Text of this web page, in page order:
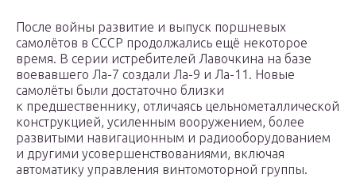
После войны развитие и выпуск поршневых
самолётов в СССР продолжались ещё некоторое
время. В серии истребителей Лавочкина на базе
воевавшего Ла-7 создали Ла-9 и Ла-11. Новые
самолёты были достаточно близки
к предшественнику, отличаясь цельнометаллической
конструкцией, усиленным вооружением, более
развитыми навигационным и радиооборудованием
и другими усовершенствованиями, включая
автоматику управления винтомоторной группы.